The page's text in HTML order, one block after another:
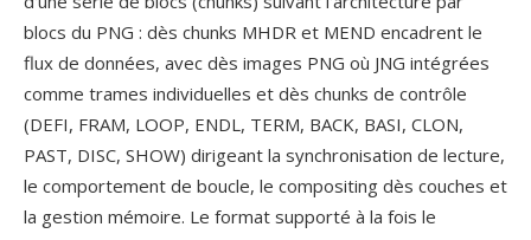
blocs du PNG : dès chunks MHDR et MEND encadrent le
flux de données, avec dès images PNG où JNG intégrées
comme trames individuelles et dès chunks de contrôle
(DEFI, FRAM, LOOP, ENDL, TERM, BACK, BASI, CLON,
PAST, DISC, SHOW) dirigeant la synchronisation de lecture,
le comportement de boucle, le compositing dès couches et
la gestion mémoire. Le format supporté à la fois le